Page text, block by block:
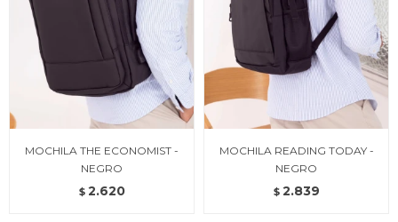
MOCHILA THE ECONOMIST -
NEGRO
$ 2.620
MOCHILA READING TODAY -
NEGRO
$ 2.839